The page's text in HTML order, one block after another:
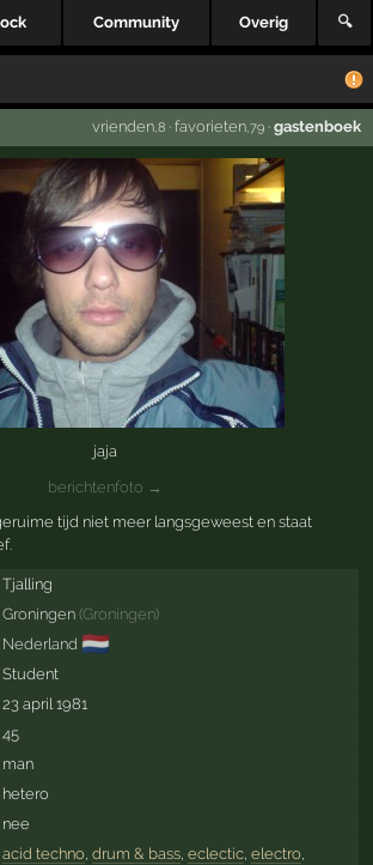
Community Overig 🔍
vrienden,8· favorieten,79· gastenboek
jaja
berichtenfoto →
tijd niet meer langsgeweest en staat
Tjalling
Groningen (Groningen)
Nederland 🇳🇱
Student
23 april 1981
45
man
hetero
nee
acid techno, drum & bass, eclectic, electro,